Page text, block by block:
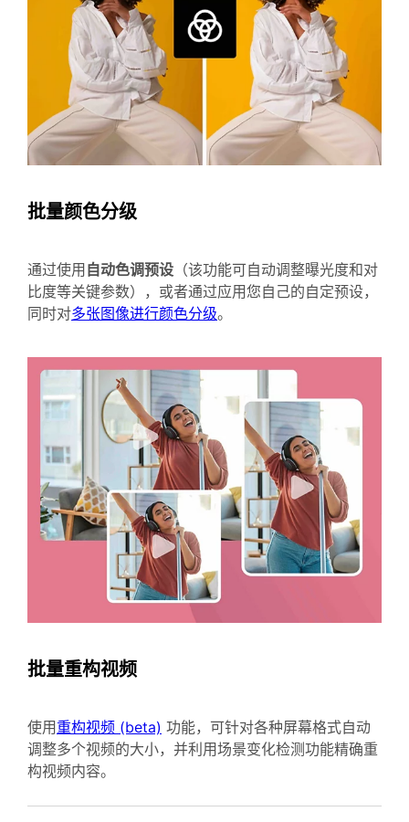
批量颜色分级
通过使用自动色调预设 （该功能可自动调整曝光度和对
比度等关键参数），或者通过应用您自己的自定预设，
同时对多张图像进行颜色分级。
批量重构视频
使用 重构视频 (beta) 功能，可针对各种屏幕格式自动
调整多个视频的大小，并利用场景变化检测功能精确重
构视频内容。